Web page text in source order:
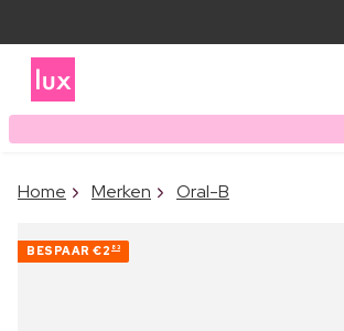
Home Merken Oral-B
BESPAAR €2 83